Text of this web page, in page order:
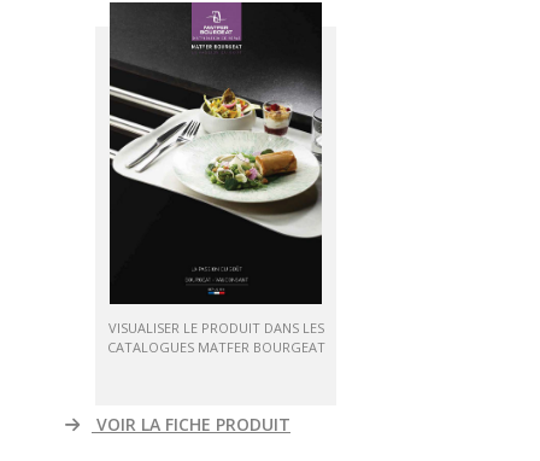
VISUALISER LE PRODUIT DANS LES
CATALOGUES MATFER BOURGEAT
VOIR LA FICHE PRODUIT